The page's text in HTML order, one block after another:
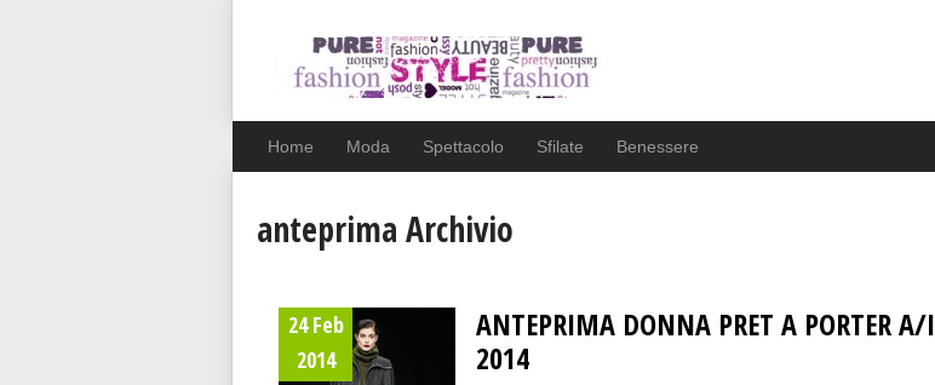
Home Moda Spettacolo Sfilate Benessere
anteprima Archivio
24 Feb
2014
ANTEPRIMA DONNA PRET A PORTER A/I
2014